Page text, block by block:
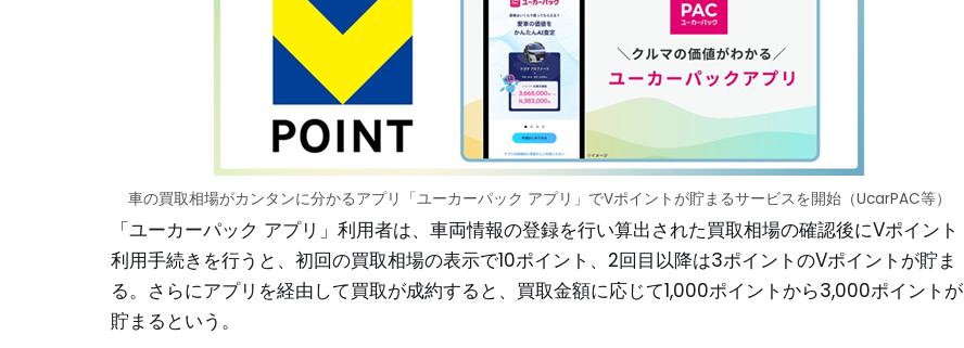
車の買取相場がカンタンに分かるアプリ「ユーカーパック アプリ」でVポイントが貯まるサービスを開始（UcarPAC等）
「ユーカーパック アプリ」利用者は、車両情報の登録を行い算出された買取相場の確認後にVポイント
利用手続きを行うと、初回の買取相場の表示で10ポイント、2回目以降は3ポイントのVポイントが貯ま
る。さらにアプリを経由して買取が成約すると、買取金額に応じて1,000ポイントから3,000ポイントが
貯まるという。